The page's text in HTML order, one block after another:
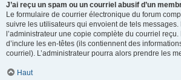
J’ai reçu un spam ou un courriel abusif d’un
Le formulaire de courrier électronique du forum
suivre les utilisateurs qui envoient de tels messages.
l’administrateur une copie complète du courriel
d’inclure les en-têtes (ils contiennent des
courriel). L’administrateur pourra alors prendre les
Haut